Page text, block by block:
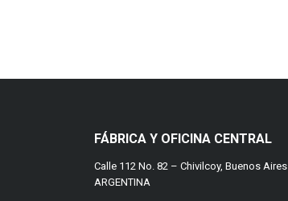
FÁBRICA Y OFICINA CENTRAL
Calle 112 No. 82 – Chivilcoy, Buenos Aires
ARGENTINA